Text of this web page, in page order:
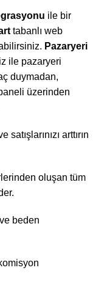
ile bir
tabanlı web
Pazaryeri
ile pazaryeri
duymadan,
üzerinden
arttırın
oluşan tüm
beden